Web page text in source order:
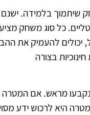
שיתמוך בלמידה. ישנם
כל סוג משחק
יכולים להעמיק את
בצורה
מראש. אם המטרה
היא לרכוש ידע